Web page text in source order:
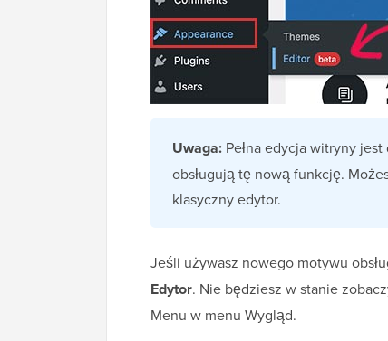
Uwaga: Pełna edycja witryny
obsługują tę nową funkcję.
klasyczny edytor.
Jeśli używasz nowego motywu
Edytor. Nie będziesz w stanie
Menu w menu Wygląd.